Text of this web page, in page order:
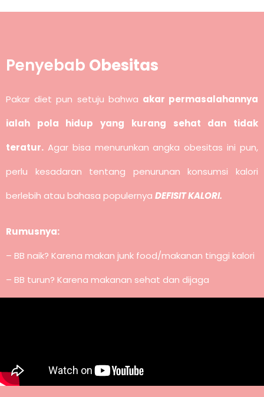
Penyebab Obesitas
Pakar diet pun setuju bahwa akar permasalahannya
ialah pola hidup yang kurang sehat dan tidak
teratur. Agar bisa menurunkan angka obesitas ini pun,
perlu kesadaran tentang penurunan konsumsi kalori
berlebih atau bahasa populernya DEFISIT KALORI.
Rumusnya:
– BB naik? Karena makan junk food/makanan tinggi kalori
– BB turun? Karena makanan sehat dan dijaga